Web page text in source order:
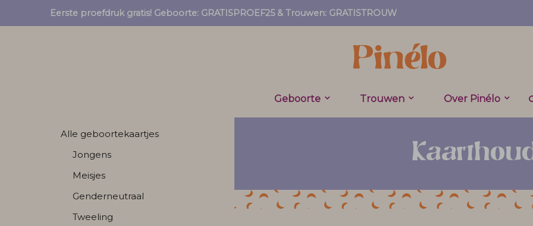
Eerste proefdruk gratis! Geboorte: GRATISPROEF25 & Trouwen: GRATISTROUW
Geboorte Trouwen Over Pinélo
Alle geboortekaartjes
Jongens
Meisjes
Genderneutraal
Tweeling